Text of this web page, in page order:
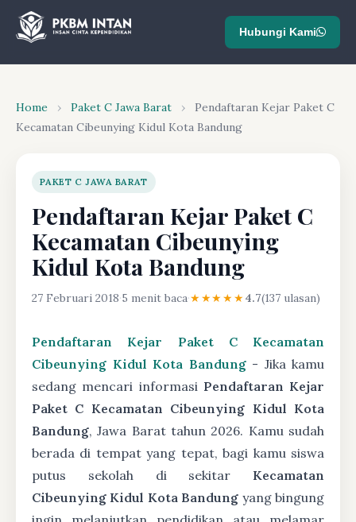
Hubungi Kami
Home › Paket C Jawa Barat ›
Pendaftaran Kejar Paket C
Kecamatan Cibeunying Kidul Kota Bandung
PAKET C JAWA BARAT
Pendaftaran Kejar Paket C
Kecamatan Cibeunying
Kidul Kota Bandung
27 Februari 2018·5 menit baca·★★★★★4.7(137 ulasan)
Pendaftaran Kejar Paket C Kecamatan
Cibeunying Kidul Kota Bandung- Jika kamu
sedang mencari informasi Pendaftaran Kejar
Paket C Kecamatan Cibeunying Kidul Kota
Bandung, Jawa Barat tahun 2026. Kamu sudah
berada di tempat yang tepat, bagi kamu siswa
putus sekolah di sekitar Kecamatan
Cibeunying Kidul Kota Bandung yang bingung